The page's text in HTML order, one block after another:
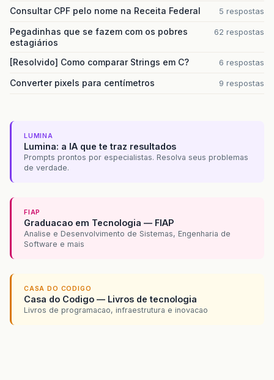
Consultar CPF pelo nome na Receita Federal 5 respostas
Pegadinhas que se fazem com os pobres
estagiários
62 respostas
[Resolvido] Como comparar Strings em C? 6 respostas
Converter pixels para centímetros 9 respostas
LUMINA
Lumina: a IA que te traz resultados
Prompts prontos por especialistas. Resolva seus problemas
de verdade.
FIAP
Graduacao em Tecnologia — FIAP
Analise e Desenvolvimento de Sistemas, Engenharia de
Software e mais
CASA DO CODIGO
Casa do Codigo — Livros de tecnologia
Livros de programacao, infraestrutura e inovacao